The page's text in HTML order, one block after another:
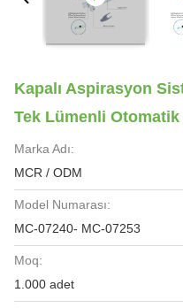
Kapalı Aspirasyon
Tek Lümenli Otomatik
Marka Adı:
MCR / ODM
Model Numarası:
MC-07240- MC-07253
Moq:
1.000 adet